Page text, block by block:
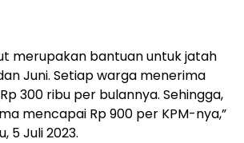
merupakan bantuan untuk jatah
Juni. Setiap warga menerima
300 ribu per bulannya. Sehingga,
mencapai Rp 900 per KPM-nya,”
5 Juli 2023.